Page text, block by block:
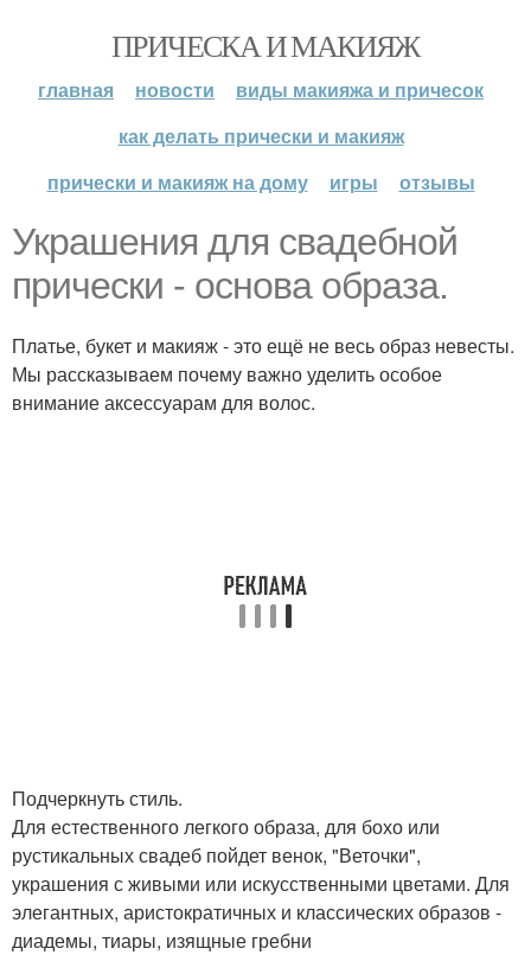
ПРИЧЕСКА И МАКИЯЖ
главная новости
виды макияжа и причесок
как делать прически и макияж
прически и макияж на дому
игры отзывы
Украшения для свадебной
прически - основа образа.
Платье, букет и макияж - это ещё не весь образ невесты.
Мы рассказываем почему важно уделить особое
внимание аксессуарам для волос.
Подчеркнуть стиль.
Для естественного легкого образа, для бохо или
рустикальных свадеб пойдет венок, "Веточки",
украшения с живыми или искусственными цветами. Для
элегантных, аристократичных и классических образов -
диадемы, тиары, изящные гребни